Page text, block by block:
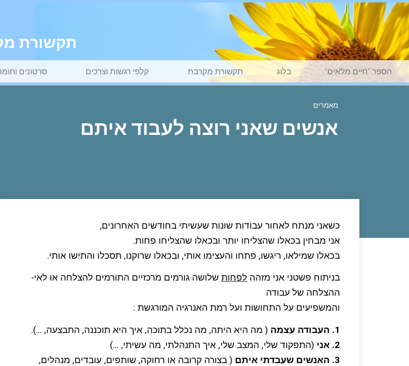
תקשורת
הספר "חיים מלאים" בלוג תקשורת מקרבת קלפי רגשות וצרכים סרטונים
מאמרים
אנשים שאני רוצה לעבוד איתם
כשאני מנתח לאחור עבודות שונות שעשיתי בחודשים האחרונים,
אני מבחין בכאלו שהצליחו יותר ובכאלו שהצליחו פחות.
בכאלו שמילאו, ריגשו, פתחו והעצימו אותי, ובכאלו שרוקנו, תסכלו והתישו אותי.
בניתוח פשטני אני מזהה לפחות שלושה גורמים מרכזיים התורמים להצלחה או לאי-
ההצלחה של עבודה
והמשפיעים על התחושות ועל רמת האנרגיה המורגשת :
1. העבודה עצמה
( מה היא היתה, מה נכלל בתוכה, איך היא תוכננה, התבצעה, …).
2. אני
(התפקוד שלי, המצב שלי, איך התנהלתי, מה עשיתי, …)
3. האנשים שעבדתי איתם
( בצורה קרובה או רחוקה, שותפים, עובדים, מנהלים,